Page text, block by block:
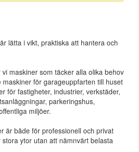
lätta i vikt, praktiska att hantera och
maskiner som täcker alla olika behov
maskiner för garageuppfarten till huset
för fastigheter, industrier, verkstäder,
parkeringshus,
miljöer.
är både för professionell och privat
ytor utan att nämnvärt belasta